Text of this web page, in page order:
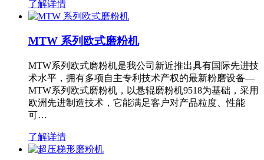
了解详情
MTW 系列欧式磨粉机
MTW系列欧式磨粉机是我公司新近推出具有国际先进技
术水平，拥有多项自主专利技术产权的最新粉磨设备—
MTW系列欧式磨粉机，以悬辊磨粉机9518为基础，采用
欧洲先进制造技术，它能满足客户对产品粒度、性能
可…
了解详情